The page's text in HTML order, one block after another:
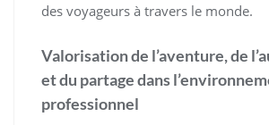
des voyageurs à travers le monde.
Valorisation de l’aventure, de
et du partage dans
professionnel